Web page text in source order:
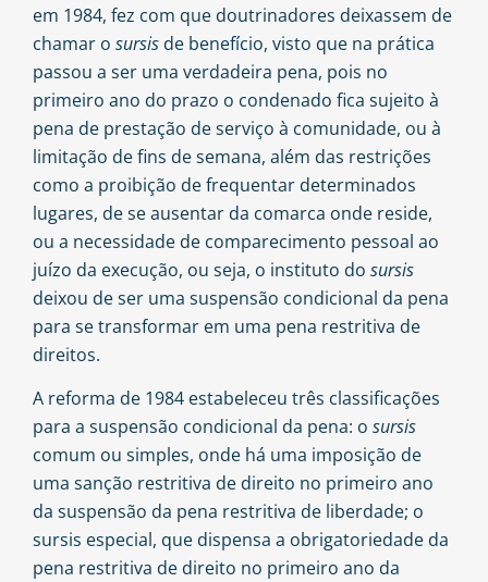
em 1984, fez com que doutrinadores deixassem de
chamar o sursis de benefício, visto que na prática
passou a ser uma verdadeira pena, pois no
primeiro ano do prazo o condenado fica sujeito à
pena de prestação de serviço à comunidade, ou à
limitação de fins de semana, além das restrições
como a proibição de frequentar determinados
lugares, de se ausentar da comarca onde reside,
ou a necessidade de comparecimento pessoal ao
juízo da execução, ou seja, o instituto do sursis
deixou de ser uma suspensão condicional da pena
para se transformar em uma pena restritiva de
direitos.
A reforma de 1984 estabeleceu três classificações
para a suspensão condicional da pena: o sursis
comum ou simples, onde há uma imposição de
uma sanção restritiva de direito no primeiro ano
da suspensão da pena restritiva de liberdade; o
sursis especial, que dispensa a obrigatoriedade da
pena restritiva de direito no primeiro ano da